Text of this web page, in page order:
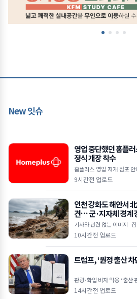
New 잇슈
영업 중단했던 홈플
정식 개장 착수
홈플러스 영업 재개 점포 안내문
매장 7일 가오픈 시작으로
9시간전 업로드
인천 강화도 해안서
견… 군·지자체 경계
기사와 관련 없는 이미지 집
유입 추정 주민 신고 및 군
10시간전 업로드
트럼프, ‘원정 출산
관광·학업 비자 악용 ‘출산
차단 외교공관 직원·적성국
14시간전 업로드